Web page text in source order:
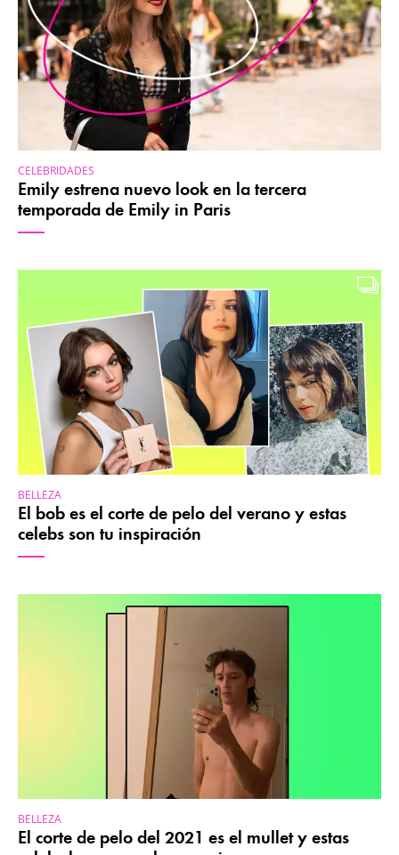
CELEBRIDADES
Emily estrena nuevo look en la tercera
temporada de Emily in Paris
BELLEZA
El bob es el corte de pelo del verano y estas
celebs son tu inspiración
BELLEZA
El corte de pelo del 2021 es el mullet y estas